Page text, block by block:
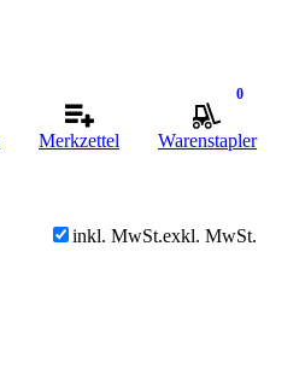
Merkzettel
0
Warenstapler
inkl. MwSt.exkl. MwSt.